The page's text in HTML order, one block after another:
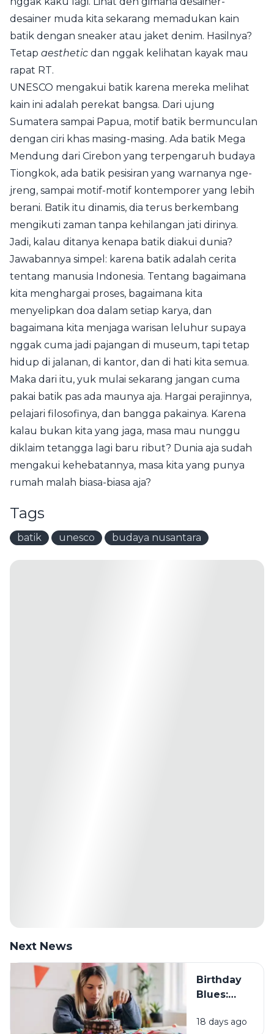
desainer muda kita sekarang memadukan kain
batik dengan sneaker atau jaket denim. Hasilnya?
Tetap aesthetic dan nggak kelihatan kayak mau
rapat RT.
UNESCO mengakui batik karena mereka melihat
kain ini adalah perekat bangsa. Dari ujung
Sumatera sampai Papua, motif batik bermunculan
dengan ciri khas masing-masing. Ada batik Mega
Mendung dari Cirebon yang terpengaruh budaya
Tiongkok, ada batik pesisiran yang warnanya nge-
jreng, sampai motif-motif kontemporer yang lebih
berani. Batik itu dinamis, dia terus berkembang
mengikuti zaman tanpa kehilangan jati dirinya.
Jadi, kalau ditanya kenapa batik diakui dunia?
Jawabannya simpel: karena batik adalah cerita
tentang manusia Indonesia. Tentang bagaimana
kita menghargai proses, bagaimana kita
menyelipkan doa dalam setiap karya, dan
bagaimana kita menjaga warisan leluhur supaya
nggak cuma jadi pajangan di museum, tapi tetap
hidup di jalanan, di kantor, dan di hati kita semua.
Maka dari itu, yuk mulai sekarang jangan cuma
pakai batik pas ada maunya aja. Hargai perajinnya,
pelajari filosofinya, dan bangga pakainya. Karena
kalau bukan kita yang jaga, masa mau nunggu
diklaim tetangga lagi baru ribut? Dunia aja sudah
mengakui kehebatannya, masa kita yang punya
rumah malah biasa-biasa aja?
Tags
batik unesco budaya nusantara
Next News
Birthday
Blues:
Sebagian
18 days ago